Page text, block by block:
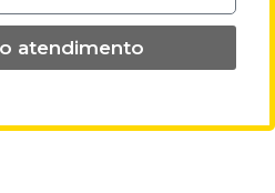
atendimento